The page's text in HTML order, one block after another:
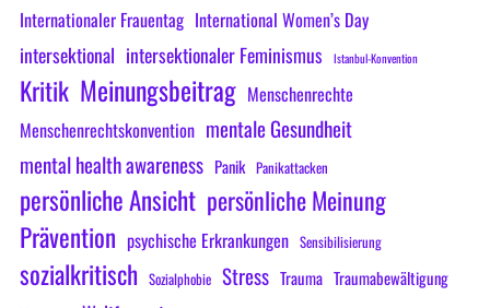
Internationaler Frauentag International Women’s Day
intersektional intersektionaler Feminismus Istanbul-Konvention
Kritik Meinungsbeitrag Menschenrechte
Menschenrechtskonvention mentale Gesundheit
mental health awareness Panik Panikattacken
persönliche Ansicht persönliche Meinung
Prävention psychische Erkrankungen Sensibilisierung
sozialkritisch Sozialphobie Stress Trauma Traumabewältigung